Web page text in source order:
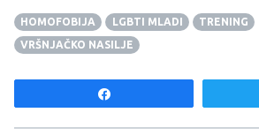
HOMOFOBIJA LGBTI MLADI
TRENING
VRŠNJAČKO NASILJE